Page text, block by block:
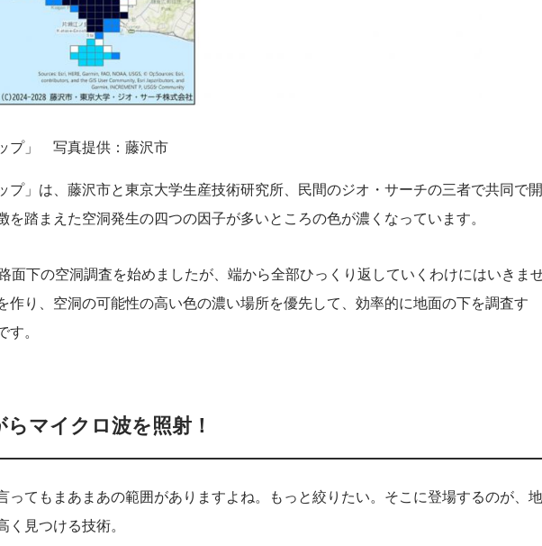
プ」 写真提供：藤沢市
プ」は、藤沢市と東京大学生産技術研究所、民間のジオ・サーチの三者で共同で開
踏まえた空洞発生の四つの因子が多いところの色が濃くなっています。
面下の空洞調査を始めましたが、端から全部ひっくり返していくわけにはいきま
作り、空洞の可能性の高い色の濃い場所を優先して、効率的に地面の下を調査す
。
マイクロ波を照射！
ってもまあまあの範囲がありますよね。もっと絞りたい。そこに登場するのが、地
見つける技術。